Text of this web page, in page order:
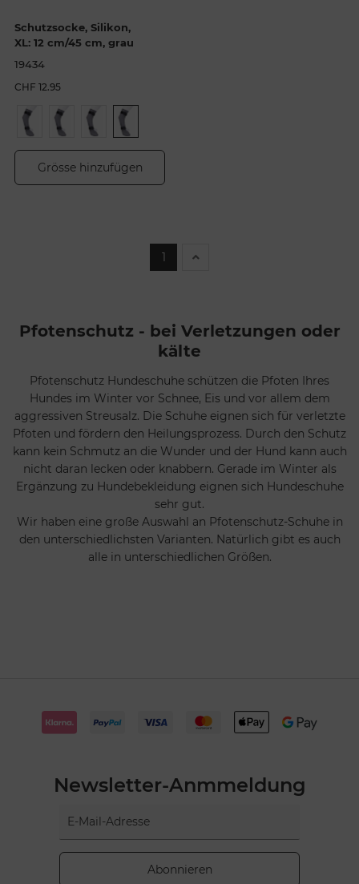
Schutzsocke, Silikon,
XL: 12 cm/45 cm, grau
19434
CHF 12.95
Grösse hinzufügen
1
Pfotenschutz - bei Verletzungen oder
kälte
Pfotenschutz Hundeschuhe schützen die Pfoten Ihres
Hundes im Winter vor Schnee, Eis und vor allem dem
aggressiven Streusalz. Die Schuhe eignen sich für verletzte
Pfoten und fördern den Heilungsprozess. Durch den Schutz
kann kein Schmutz an die Wunder und der Hund kann auch
nicht daran lecken oder knabbern. Gerade im Winter als
Ergänzung zu Hundebekleidung eignen sich Hundeschuhe
sehr gut.
Wir haben eine große Auswahl an Pfotenschutz-Schuhe in
den unterschiedlichsten Varianten. Natürlich gibt es auch
alle in unterschiedlichen Größen.
Newsletter-Anmmeldung
Abonnieren